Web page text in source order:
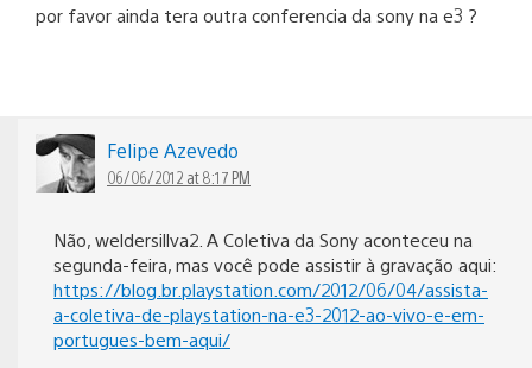
por favor ainda tera outra conferencia da sony na e3 ?
Felipe Azevedo
06/06/2012 at 8:17 PM
Não, weldersillva2. A Coletiva da Sony aconteceu na
segunda-feira, mas você pode assistir à gravação aqui:
https://blog.br.playstation.com/2012/06/04/assista-
a-coletiva-de-playstation-na-e3-2012-ao-vivo-e-em-
portugues-bem-aqui/